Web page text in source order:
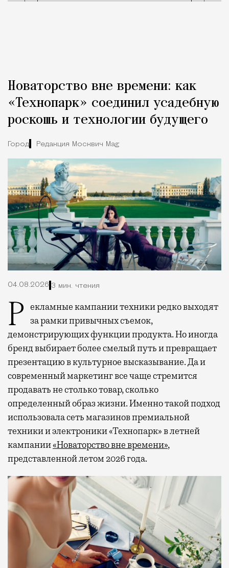
Новаторство вне времени: как
«Технопарк» соединил усадебную
роскошь и технологии будущего
Город Редакция Москвич Mag
04.08.2026 3 мин. чтения
Рекламные кампании техники редко выходят
за рамки привычных съемок,
демонстрирующих функции продукта. Но иногда
бренд выбирает более смелый путь и превращает
презентацию в культурное высказывание. Да и
современный маркетинг все чаще стремится
продавать не столько товар, сколько
определенный образ жизни. Именно такой подход
использовала сеть магазинов премиальной
техники и электроники «Технопарк» в летней
кампании«Новаторство вне времени»,
представленной летом 2026 года.